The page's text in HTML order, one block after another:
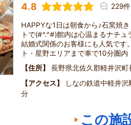
4.8 229件
HAPPYな1日は朝食から♪石窯焼
トで(#^.^#)館内は心温まるナチ
結婚式関係のお客様にも人気です
ト・星野エリアまで車で10分圏内
住所
長野県北佐久郡軽井沢
アクセス
しなの鉄道中軽井
分
この施